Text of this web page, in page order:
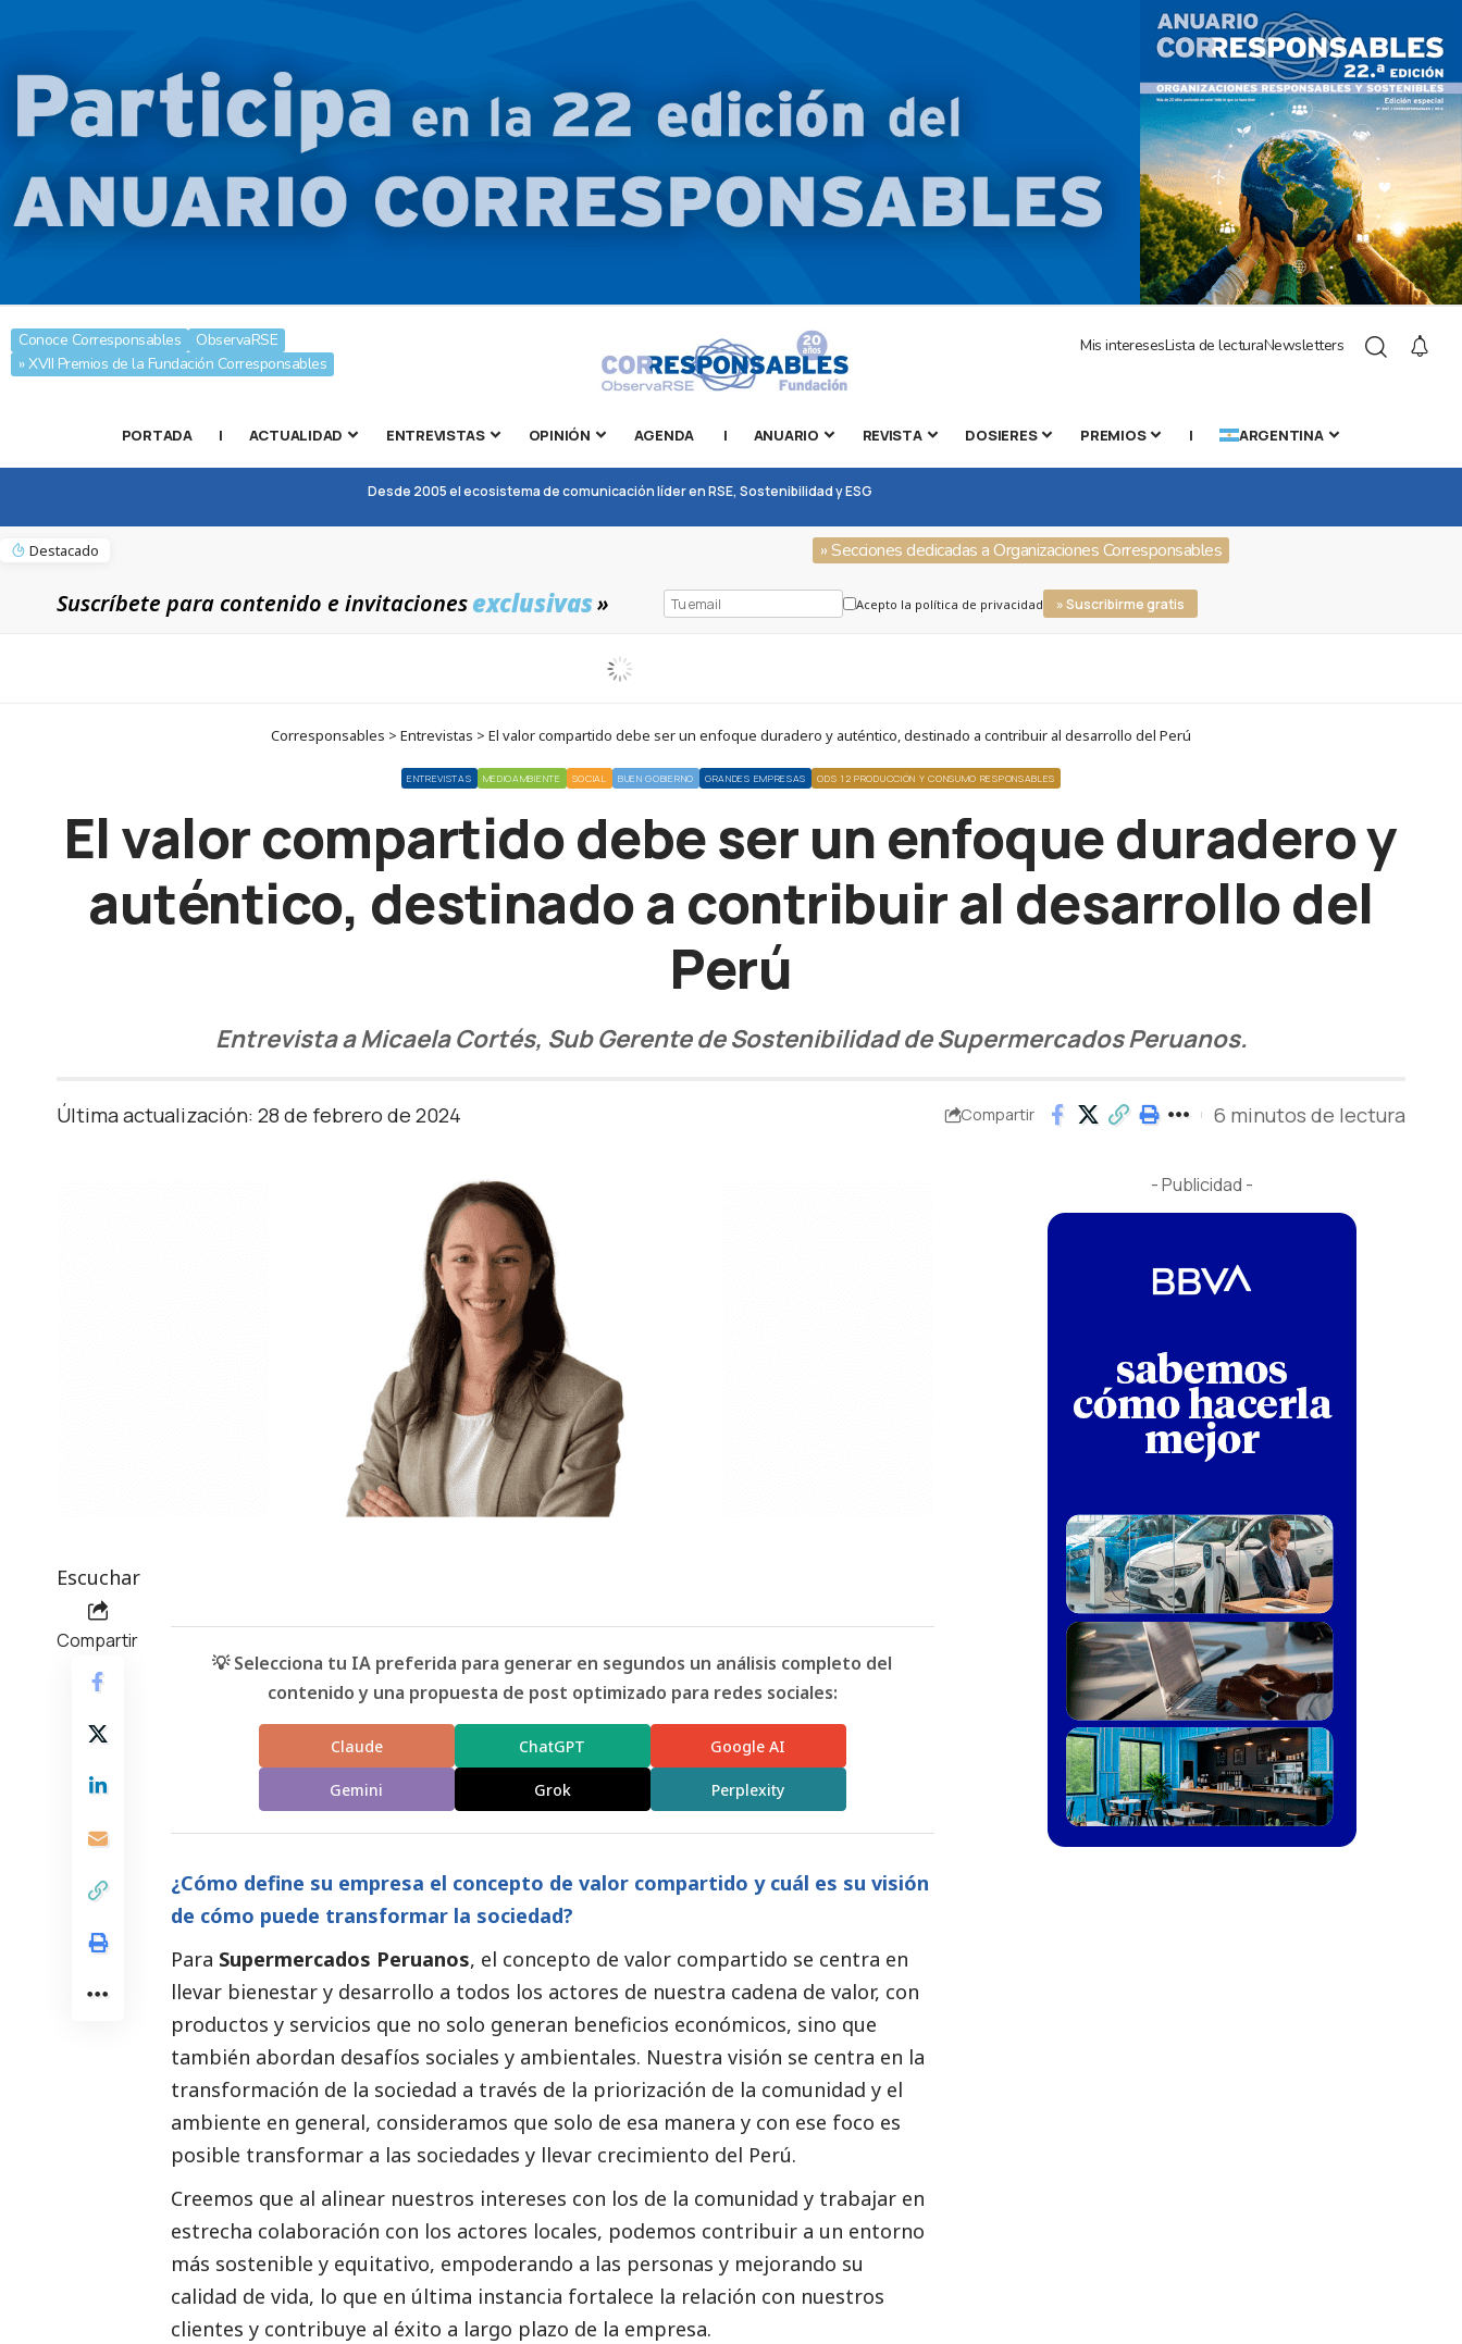
Conoce Corresponsables
ObservaRSE
» XVII Premios de la Fundación Corresponsables
Mis interesesLista de lecturaNewsletters
PORTADA | ACTUALIDAD ENTREVISTAS OPINIÓN AGENDA | ANUARIO REVISTA DOSIERES PREMIOS | ARGENTINA
Desde 2005 el ecosistema de comunicación líder en RSE, Sostenibilidad y ESG
Destacado » Secciones dedicadas a Organizaciones Corresponsables
Suscríbete para contenido e invitacionesexclusivas» Acepto la política de privacidad » Suscribirme gratis
Corresponsables > Entrevistas > El valor compartido debe ser un enfoque duradero y auténtico, destinado a contribuir al desarrollo del Perú
ENTREVISTAS MEDIOAMBIENTE SOCIAL BUEN GOBIERNO GRANDES EMPRESAS ODS 12 PRODUCCIÓN Y CONSUMO RESPONSABLES
El valor compartido debe ser un enfoque duradero y
auténtico, destinado a contribuir al desarrollo del
Perú
Entrevista a Micaela Cortés, Sub Gerente de Sostenibilidad de Supermercados Peruanos.
Última actualización: 28 de febrero de 2024 Compartir 6 minutos de lectura
Escuchar
Compartir
💡 Selecciona tu IA preferida para generar en segundos un análisis completo del
contenido y una propuesta de post optimizado para redes sociales:
Claude ChatGPT Google AI
Gemini Grok Perplexity
¿Cómo define su empresa el concepto de valor compartido y cuál es su visión
de cómo puede transformar la sociedad?
Para Supermercados Peruanos, el concepto de valor compartido se centra en
llevar bienestar y desarrollo a todos los actores de nuestra cadena de valor, con
productos y servicios que no solo generan beneficios económicos, sino que
también abordan desafíos sociales y ambientales. Nuestra visión se centra en la
transformación de la sociedad a través de la priorización de la comunidad y el
ambiente en general, consideramos que solo de esa manera y con ese foco es
posible transformar a las sociedades y llevar crecimiento del Perú.
Creemos que al alinear nuestros intereses con los de la comunidad y trabajar en
estrecha colaboración con los actores locales, podemos contribuir a un entorno
más sostenible y equitativo, empoderando a las personas y mejorando su
calidad de vida, lo que en última instancia fortalece la relación con nuestros
clientes y contribuye al éxito a largo plazo de la empresa.
- Publicidad -